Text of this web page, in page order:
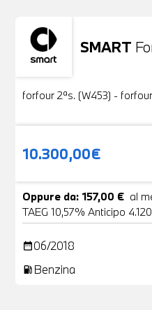
SMART
Usato
forfour 2ªs. (W453) -
10.300,00€
Oppure da: 157,00 € al
TAEG 10,57% Anticipo
date_range06/2018
local_gas_station Benzina